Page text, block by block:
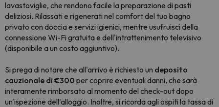
lavastoviglie, che rendono facile la preparazione di pasti
deliziosi. Rilassati e rigenerati nel comfort del tuo bagno
privato con doccia e servizi igienici, mentre usufruisci della
connessione Wi-Fi gratuita e dell'intrattenimento televisivo
(disponibile a un costo aggiuntivo).
Si prega di notare che all'arrivo è richiesto un deposito
cauzionale di €300 per coprire eventuali danni, che sarà
interamente rimborsato al momento del check-out dopo
un'ispezione dell'alloggio. Inoltre, si ricorda agli ospiti la tassa di